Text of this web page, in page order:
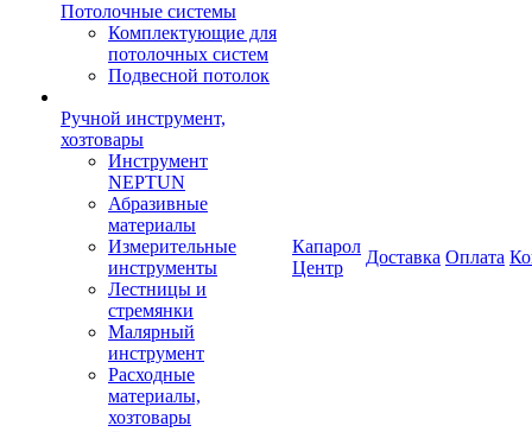
Потолочные системы
Комплектующие для
потолочных систем
Подвесной потолок
Ручной инструмент,
хозтовары
Инструмент
NEPTUN
Абразивные
материалы
Измерительные
инструменты
Лестницы и
стремянки
Малярный
инструмент
Расходные
материалы,
хозтовары
Капарол
Центр
Доставка Оплата